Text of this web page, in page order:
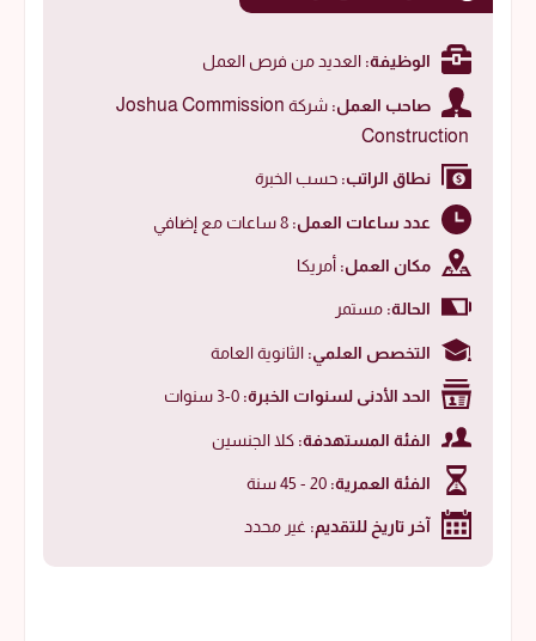
الوظيفة: العديد من فرص العمل
صاحب العمل: شركة Joshua Commission
Construction
نطاق الراتب: حسب الخبرة
عدد ساعات العمل:
مكان العمل: أمريكا
الحالة: مستمر
التخصص العلمي: الثانوية العامة
الحد الأدنى لسنوات الخبرة:
الفئة المستهدفة: كلا الجنسين
الفئة العمرية:
آخر تاريخ للتقديم: غير محدد